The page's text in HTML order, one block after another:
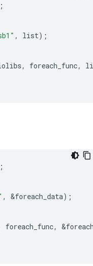
, list);
, foreach_func,
, &foreach_data);
foreach_func, &